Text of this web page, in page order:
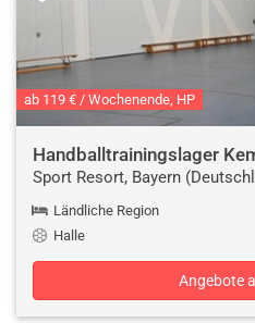
ab 119 € / Wochenende, HP
Handballtrainingslager
Sport Resort, Bayern
Ländliche Region
Halle
Angebote